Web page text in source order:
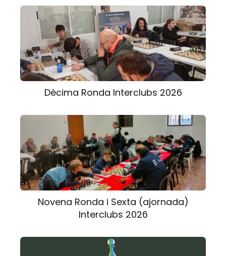
Dècima Ronda Interclubs 2026
Novena Ronda i Sexta (ajornada)
Interclubs 2026